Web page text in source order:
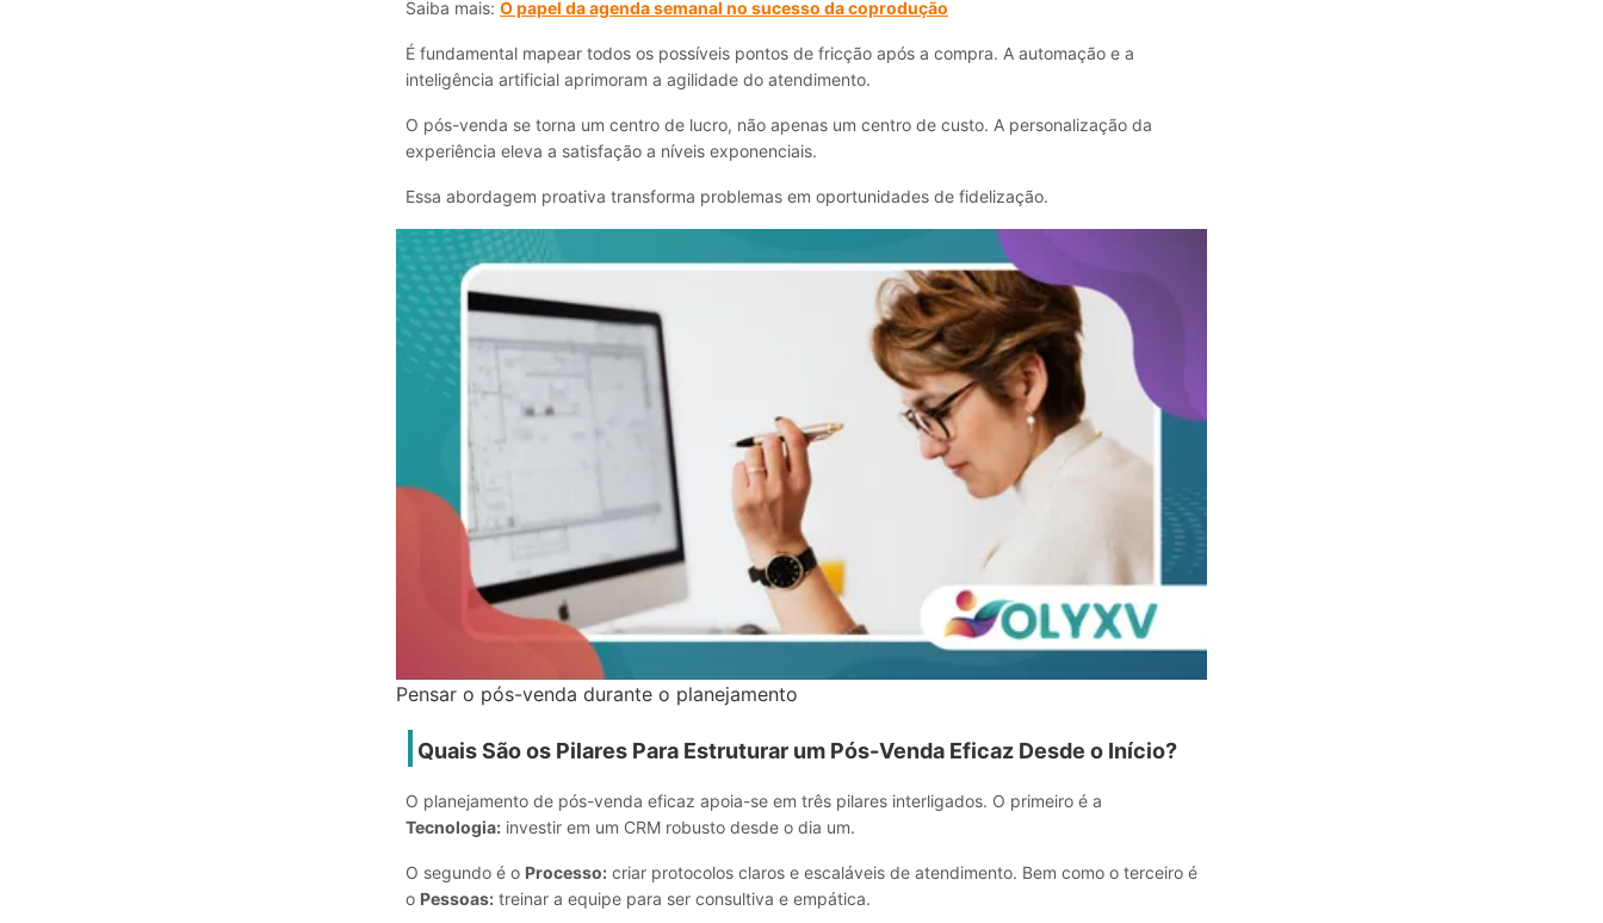
Saiba mais: O papel da agenda semanal no sucesso da coprodução
É fundamental mapear todos os possíveis pontos de fricção após a compra. A automação e a
inteligência artificial aprimoram a agilidade do atendimento.
O pós-venda se torna um centro de lucro, não apenas um centro de custo. A personalização da
experiência eleva a satisfação a níveis exponenciais.
Essa abordagem proativa transforma problemas em oportunidades de fidelização.
Pensar o pós-venda durante o planejamento
Quais São os Pilares Para Estruturar um Pós-Venda Eficaz Desde o Início?
O planejamento de pós-venda eficaz apoia-se em três pilares interligados. O primeiro é a
Tecnologia: investir em um CRM robusto desde o dia um.
O segundo é o Processo: criar protocolos claros e escaláveis de atendimento. Bem como o terceiro é
o Pessoas: treinar a equipe para ser consultiva e empática.